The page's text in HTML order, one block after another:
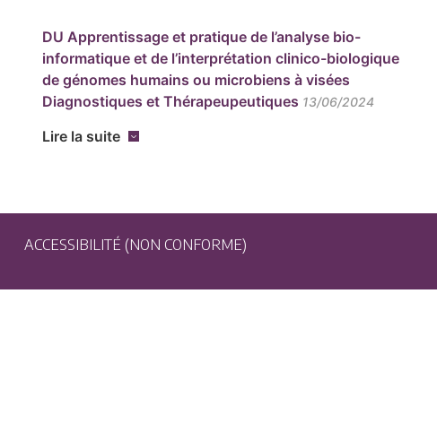
DU Apprentissage et pratique de l’analyse bio-
informatique et de l’interprétation clinico-biologique
de génomes humains ou microbiens à visées
Diagnostiques et Thérapeupeutiques 13/06/2024
Lire la suite
ACCESSIBILITÉ (NON CONFORME)